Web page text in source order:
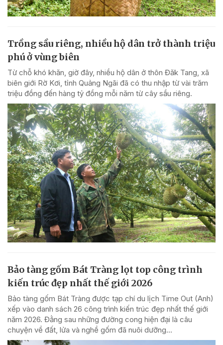
Trồng sầu riêng, nhiều hộ dân trở thành triệu
phú ở vùng biên
Từ chỗ khó khăn, giờ đây, nhiều hộ dân ở thôn Đăk Tang, xã
biên giới Rờ Kơi, tỉnh Quảng Ngãi đã có thu nhập từ vài trăm
triệu đồng đến hàng tỷ đồng mỗi năm từ cây sầu riêng.
Bảo tàng gốm Bát Tràng lọt top công trình
kiến trúc đẹp nhất thế giới 2026
Bảo tàng gốm Bát Tràng được tạp chí du lịch Time Out (Anh)
xếp vào danh sách 26 công trình kiến trúc đẹp nhất thế giới
năm 2026. Đằng sau những đường cong hiện đại là câu
chuyện về đất, lửa và nghề gốm đã nuôi dưỡng...